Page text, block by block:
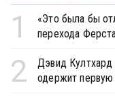
1
«Это была бы
перехода
2
Дэвид Култхард
одержит